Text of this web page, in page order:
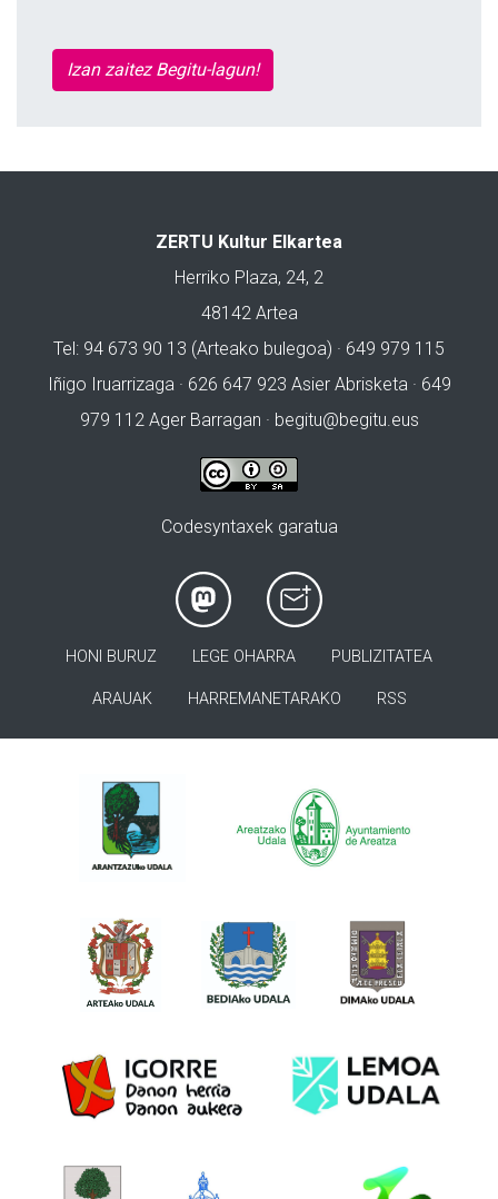
Izan zaitez Begitu-lagun!
ZERTU Kultur Elkartea
Herriko Plaza, 24, 2
48142 Artea
Tel: 94 673 90 13 (Arteako bulegoa) · 649 979 115
Iñigo Iruarrizaga · 626 647 923 Asier Abrisketa · 649
979 112 Ager Barragan · begitu@begitu.eus
Codesyntaxek garatua
HONI BURUZ LEGE OHARRA PUBLIZITATEA
ARAUAK HARREMANETARAKO RSS